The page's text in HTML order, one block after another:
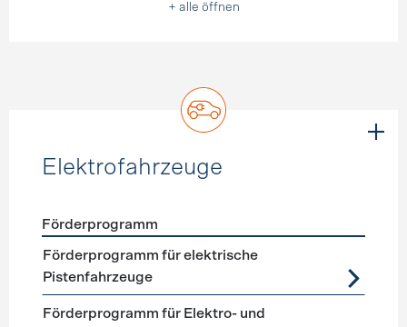
+ alle öffnen
Elektrofahrzeuge
Förderprogramme Elektrofahrzeuge
Förderprogramm
Förderprogramm für elektrische
Pistenfahrzeuge
Förderprogramm für Elektro- und